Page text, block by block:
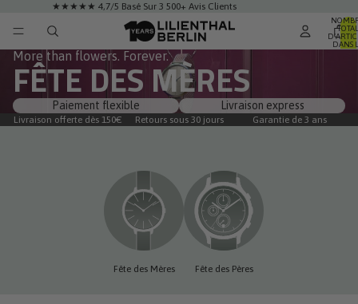
★★★★★ 4,7/5 Basé Sur 3 500+ Avis Clients
TOTAL
DANS
More than flowers. Forever.
FÊTE DES MÈRES
Paiement flexible Livraison express
Livraison offerte dès 150€ Retours sous 30 jours Garantie de 3 ans
Fête des Mères Fête des Pères